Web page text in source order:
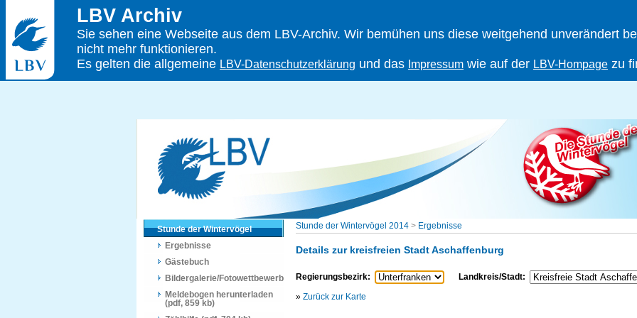
LBV Archiv
Sie sehen eine Webseite aus dem LBV-Archiv. Wir bemühen uns diese weitgehend unverändert
nicht mehr funktionieren.
Es gelten die allgemeine LBV-Datenschutzerklärung und das Impressum wie auf der LBV-Hompage zu
Stunde der Wintervögel
Ergebnisse
Gästebuch
Bildergalerie/Fotowettbewerb
Meldebogen herunterladen
(pdf, 859 kb)
Stunde der Wintervögel 2014 > Ergebnisse
Details zur kreisfreien Stadt Aschaffenburg
Regierungsbezirk:
Landkreis/Stadt:
» Zurück zur Karte